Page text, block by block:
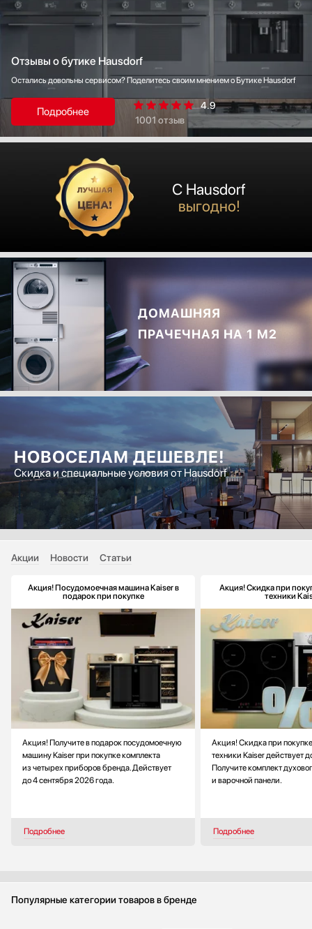
Отзывы о бутике Hausdorf
Остались довольны сервисом? Поделитесь своим мнением о Бутике Hausdorf
Подробнее
4.9
1001 отзыв
С Hausdorf
выгодно!
ДОМАШНЯЯ
ПРАЧЕЧНАЯ НА 1 М2
НОВОСЕЛАМ ДЕШЕВЛЕ!
Скидка и специальные условия от Hausdorf
Акции Новости Статьи
Акция! Посудомоечная машина Kaiser в
подарок при покупке
Акция! Получите в подарок посудомоечную
машину Kaiser при покупке комплекта
из четырех приборов бренда. Действует
до 4 сентября 2026 года.
Подробнее
Акция! Скидка при
техники
Акция! Скидка при
техники Kaiser действует
Получите комплект
и варочной панели.
Подробнее
Популярные категории товаров в бренде